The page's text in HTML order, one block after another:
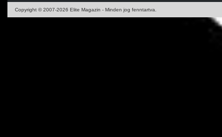
Copyright © 2007-2026 Elite Magazin - Minden jog fenntartva.